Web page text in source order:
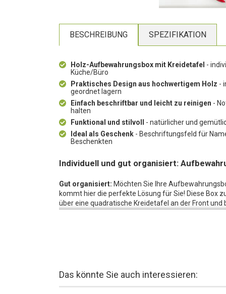
BESCHREIBUNG SPEZIFIKATION
Holz-Aufbewahrungsbox mit Kreidetafel -
Küche/Büro
Praktisches Design aus hochwertigem Holz -
geordnet lagern
Einfach beschriftbar und leicht zu reinigen -
halten
Funktional und stilvoll
- natürlicher und
Ideal als Geschenk - Beschriftungsfeld für
Beschenkten
Individuell und gut organisiert:
Gut organisiert: Möchten Sie Ihre
kommt hier die perfekte Lösung für Sie! Diese Box
über eine quadratische Kreidetafel an der Front
Aufbewahrung von Schmuck und Accessoires im
sondern auch stilvoll. Sie ist in jeder Umgebung ein
gemütliche Note.
Das könnte Sie auch interessieren: